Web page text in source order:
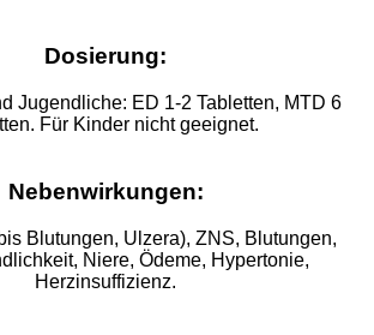
Dosierung:
Jugendliche: ED 1-2 Tabletten, MTD 6
Für Kinder nicht geeignet.
Nebenwirkungen:
Blutungen, Ulzera), ZNS, Blutungen,
Niere, Ödeme, Hypertonie,
Herzinsuffizienz.